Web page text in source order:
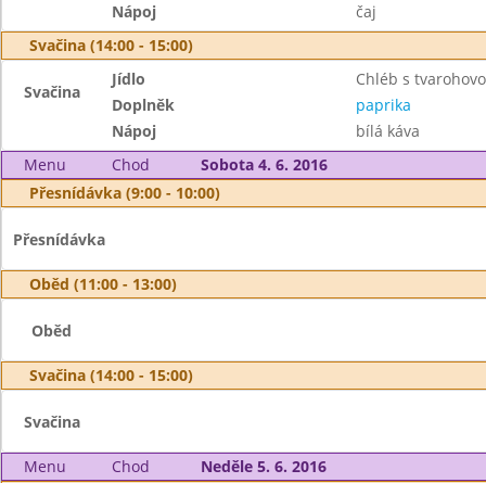
Nápoj
čaj
Svačina (14:00 - 15:00)
Svačina
Jídlo
Chléb s
Doplněk
paprika
Nápoj
bílá káva
Menu
Chod
Sobota 4. 6. 2016
Přesnídávka (9:00 - 10:00)
Přesnídávka
Oběd (11:00 - 13:00)
Oběd
Svačina (14:00 - 15:00)
Svačina
Menu Chod
Neděle 5. 6. 2016